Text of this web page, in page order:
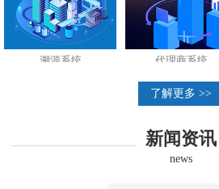
溯源系统 代理商系统
了解更多 >>
新闻资讯
news